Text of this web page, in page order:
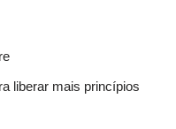
liberar mais princípios